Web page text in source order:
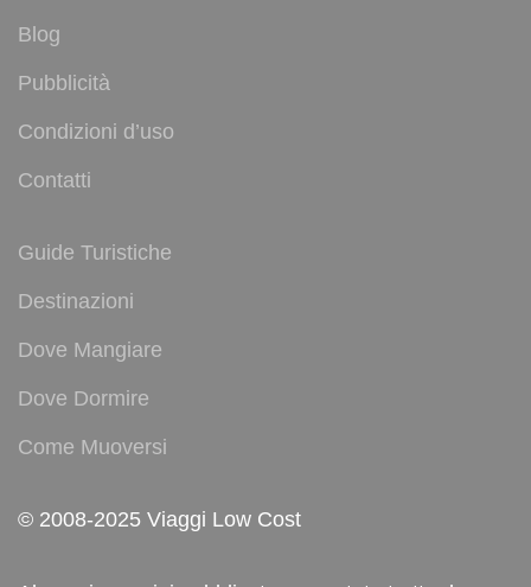
Blog
Pubblicità
Condizioni d’uso
Contatti
Guide Turistiche
Destinazioni
Dove Mangiare
Dove Dormire
Come Muoversi
© 2008-2025 Viaggi Low Cost